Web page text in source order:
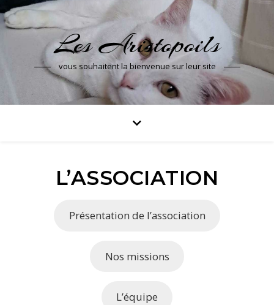
Les Aristopoils
vous souhaitent la bienvenue sur leur site
L’ASSOCIATION
Présentation de l’association
Nos missions
L’équipe